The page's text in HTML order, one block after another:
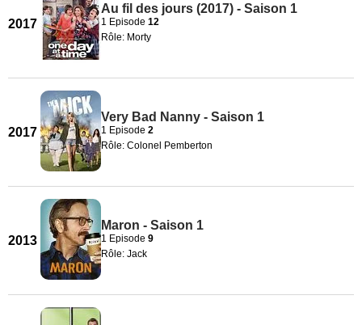
2017
Au fil des jours (2017) - Saison 1
1 Episode 12
Rôle: Morty
2017
Very Bad Nanny - Saison 1
1 Episode 2
Rôle: Colonel Pemberton
2013
Maron - Saison 1
1 Episode 9
Rôle: Jack